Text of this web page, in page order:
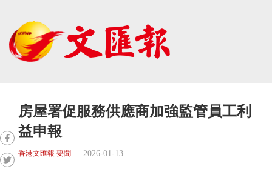
房屋署促服務供應商加強監管員工利
益申報
香港文匯報 要聞 2026-01-13